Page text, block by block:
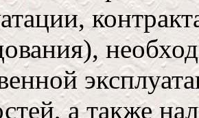
а также